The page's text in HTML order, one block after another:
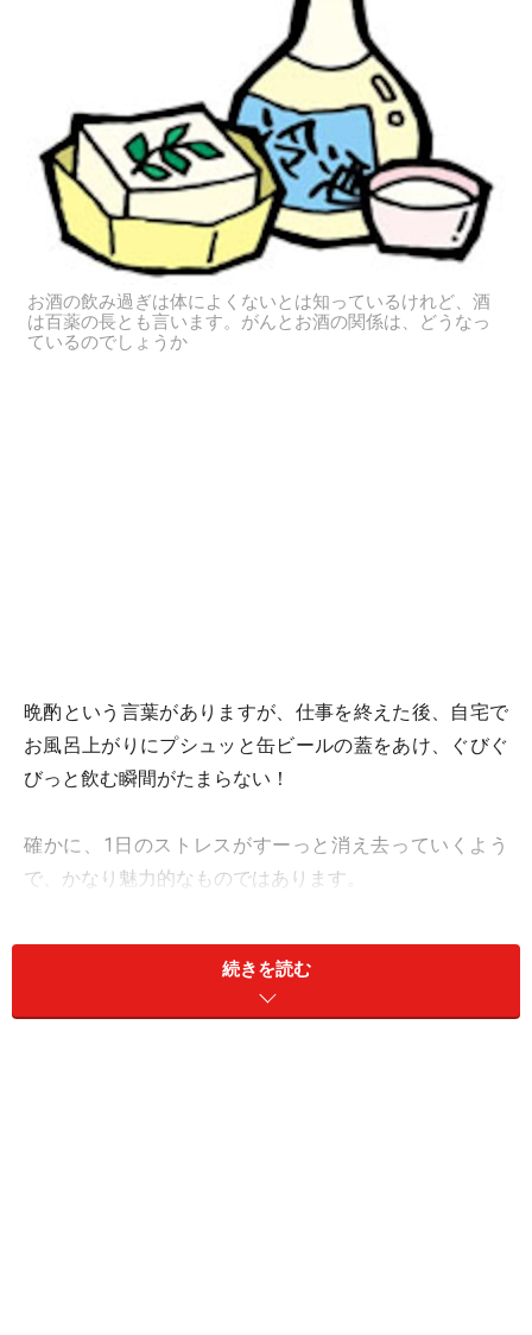
お酒の飲み過ぎは体によくないとは知っているけれど、酒
は百薬の長とも言います。がんとお酒の関係は、どうなっ
ているのでしょうか
晩酌という言葉がありますが、仕事を終えた後、自宅で
お風呂上がりにプシュッと缶ビールの蓋をあけ、ぐびぐ
びっと飲む瞬間がたまらない！
確かに、1日のストレスがすーっと消え去っていくよう
で、かなり魅力的なものではあります。
その一方で、飲み過ぎの傾向が有る友人や家族に、「体
に悪いよ」とアドバイスをした経験をお持ちの方も多い
のではないでしょうか。
続きを読む